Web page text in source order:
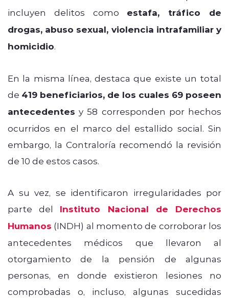
incluyen delitos como estafa, tráfico de
drogas, abuso sexual, violencia intrafamiliar y
homicidio.
En la misma línea, destaca que existe un total
de 419 beneficiarios, de los cuales 69 poseen
antecedentes y 58 corresponden por hechos
ocurridos en el marco del estallido social. Sin
embargo, la Contraloría recomendó la revisión
de 10 de estos casos.
A su vez, se identificaron irregularidades por
parte del Instituto Nacional de Derechos
Humanos (INDH) al momento de corroborar los
antecedentes médicos que llevaron al
otorgamiento de la pensión de algunas
personas, en donde existieron lesiones no
comprobadas o, incluso, algunas sucedidas